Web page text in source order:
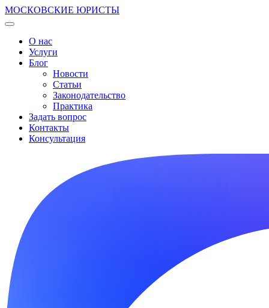
МОСКОВСКИЕ ЮРИСТЫ
О нас
Услуги
Блог
Новости
Статьи
Законодательство
Практика
Задать вопрос
Контакты
Консультация